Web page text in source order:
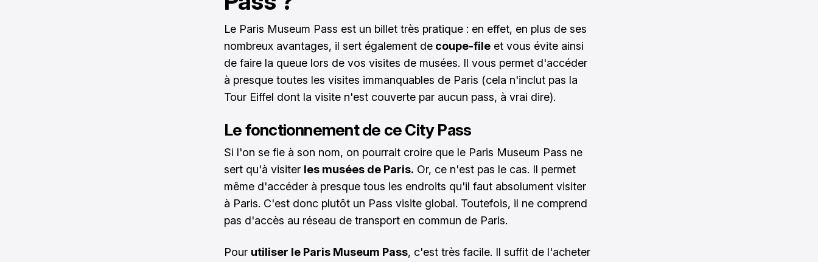
Le Paris Museum Pass est un billet très pratique : en effet, en plus de ses
nombreux avantages, il sert également de coupe-file et vous évite ainsi
de faire la queue lors de vos visites de musées. Il vous permet d'accéder
à presque toutes les visites immanquables de Paris (cela n'inclut pas la
Tour Eiffel dont la visite n'est couverte par aucun pass, à vrai dire).
Le fonctionnement de ce City Pass
Si l'on se fie à son nom, on pourrait croire que le Paris Museum Pass ne
sert qu'à visiter les musées de Paris. Or, ce n'est pas le cas. Il permet
même d'accéder à presque tous les endroits qu'il faut absolument visiter
à Paris. C'est donc plutôt un Pass visite global. Toutefois, il ne comprend
pas d'accès au réseau de transport en commun de Paris.
Pour utiliser le Paris Museum Pass, c'est très facile. Il suffit de l'acheter